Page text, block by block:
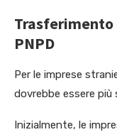
Trasferimento
PNPD
Per le imprese
dovrebbe essere più
Inizialmente, le